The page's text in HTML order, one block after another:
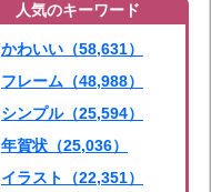
人気のキーワード
かわいい（58,631）
フレーム（48,988）
シンプル（25,594）
年賀状（25,036）
イラスト（22,351）